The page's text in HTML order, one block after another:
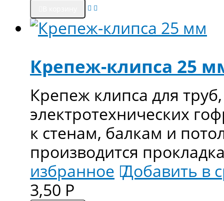
Крепеж-клипса 25
Крепеж клипса для
электротехнических
к стенам, балкам и
производится
избранное Добавить в
3,50 Р